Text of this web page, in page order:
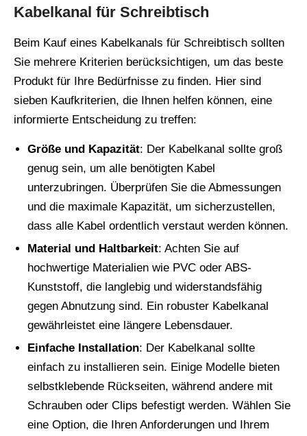
Kabelkanal für Schreibtisch
Beim Kauf eines Kabelkanals für Schreibtisch sollten
Sie mehrere Kriterien berücksichtigen, um das beste
Produkt für Ihre Bedürfnisse zu finden. Hier sind
sieben Kaufkriterien, die Ihnen helfen können, eine
informierte Entscheidung zu treffen:
Größe und Kapazität: Der Kabelkanal sollte groß
genug sein, um alle benötigten Kabel
unterzubringen. Überprüfen Sie die Abmessungen
und die maximale Kapazität, um sicherzustellen,
dass alle Kabel ordentlich verstaut werden können.
Material und Haltbarkeit: Achten Sie auf
hochwertige Materialien wie PVC oder ABS-
Kunststoff, die langlebig und widerstandsfähig
gegen Abnutzung sind. Ein robuster Kabelkanal
gewährleistet eine längere Lebensdauer.
Einfache Installation: Der Kabelkanal sollte
einfach zu installieren sein. Einige Modelle bieten
selbstklebende Rückseiten, während andere mit
Schrauben oder Clips befestigt werden. Wählen Sie
eine Option, die Ihren Anforderungen und Ihrem